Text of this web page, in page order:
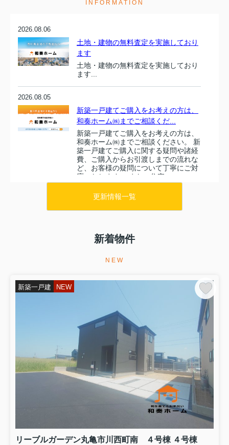
INFORMATION
2026.08.06
土地・建物の無料査定を実施しており
ます
土地・建物の無料査定を実施しており
ます...
2026.08.05
新築一戸建てご購入をお考えの方は、
和奏ホーム㈱までご相談くだ...
新築一戸建てご購入をお考えの方は、
和奏ホーム㈱までご相談ください。 新
築一戸建てご購入に関する疑問や諸経
費、ご購入からお引渡しまでの流れな
ど、お客様の疑問について丁寧にご対
応いたします。 また、住宅ロ...
販売価格が変更になりました！
円座町第九・丸亀市三条町第三の販売
価格が変更になりました！どの物件も
お得な長期優良住宅です(^^♪キッチン
2026.08.03
リーブルガーデン高松市国分寺町国分
の１・１２号棟の内覧が可能になりま
した！どちらの棟もみらいエコ住宅
2026事業補助金７５万円対象のお得な
長期優良住宅ですパントリーやランド
リールームなどのママに嬉しい...
住宅ローン相談会を実施します！
本日、リーブルガーデン高松市仏生山
町第七にて13時から16時の間、香川銀
ます！賢い住宅ローンの借り方など相
更新情報一覧
新着物件
NEW
新築一戸建 NEW
リーブルガーデン丸亀市川西町南 ４号棟 ４号棟